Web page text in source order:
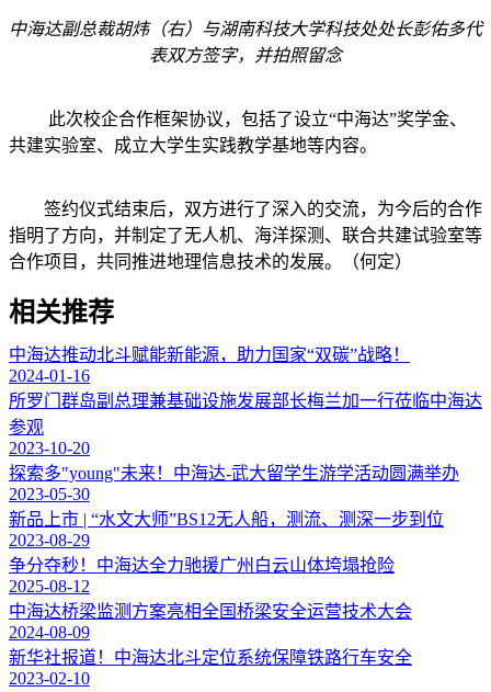
中海达副总裁胡炜（右）与湖南科技大学科技处处长彭佑多代
表双方签字，并拍照留念
此次校企合作框架协议，包括了设立“中海达”奖学金、
共建实验室、成立大学生实践教学基地等内容。
签约仪式结束后，双方进行了深入的交流，为今后的合作
指明了方向，并制定了无人机、海洋探测、联合共建试验室等
合作项目，共同推进地理信息技术的发展。（何定）
相关推荐
中海达推动北斗赋能新能源，助力国家“双碳”战略！
2024-01-16
所罗门群岛副总理兼基础设施发展部长梅兰加一行莅临中海达
参观
2023-10-20
探索多"young"未来！中海达-武大留学生游学活动圆满举办
2023-05-30
新品上市 | “水文大师”BS12无人船，测流、测深一步到位
2023-08-29
争分夺秒！中海达全力驰援广州白云山体垮塌抢险
2025-08-12
中海达桥梁监测方案亮相全国桥梁安全运营技术大会
2024-08-09
新华社报道！中海达北斗定位系统保障铁路行车安全
2023-02-10